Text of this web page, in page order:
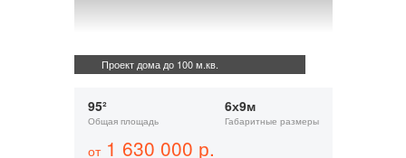
Проект дома до 100 м.кв.
95²
Общая площадь
6х9м
Габаритные размеры
от1 630 000 р.